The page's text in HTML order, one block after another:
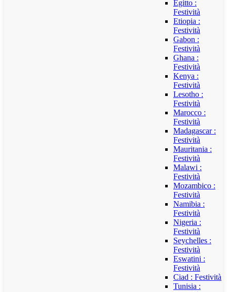
Egitto :
Festività
Etiopia :
Festività
Gabon :
Festività
Ghana :
Festività
Kenya :
Festività
Lesotho :
Festività
Marocco :
Festività
Madagascar :
Festività
Mauritania :
Festività
Malawi :
Festività
Mozambico :
Festività
Namibia :
Festività
Nigeria :
Festività
Seychelles :
Festività
Eswatini :
Festività
Ciad : Festività
Tunisia :